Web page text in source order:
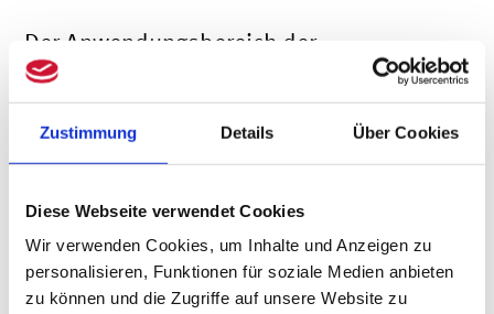
Zustimmung Details Über Cookies
Diese Webseite verwendet Cookies
Wir verwenden Cookies, um Inhalte und Anzeigen zu
personalisieren, Funktionen für soziale Medien anbieten
zu können und die Zugriffe auf unsere Website zu
Der Anwendungsbereich der
Nachhaltigkeitsberichterstattung wird
deutlich ausgeweitet. Zumindest, was
die gesetzliche Verpflichtung betrifft. In
den letzten Jahren hat sich der Kreis der
Unternehmen, die freiwillig
Nachhaltigkeitsberichte erstellen, bereits